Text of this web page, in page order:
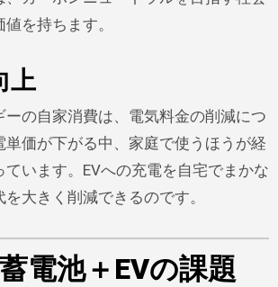
を持ちます。
上
ーの自家消費は、電気料金の削減につ
単価が下がる中、家庭で使うほうが経
います。EVへの充電を自宅でまかな
大きく削減できるのです。
電池＋EVの課題